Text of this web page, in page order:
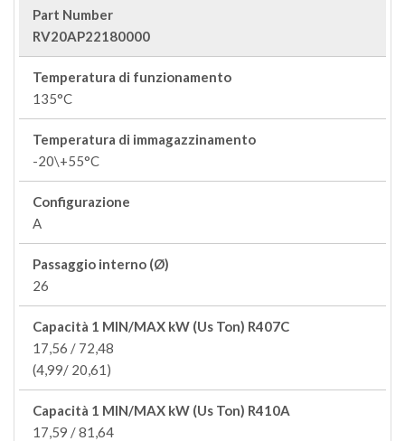
Part Number
RV20AP22180000
Temperatura di funzionamento
135°C
Temperatura di immagazzinamento
-20\+55°C
Configurazione
A
Passaggio interno (Ø)
26
Capacità 1 MIN/MAX kW (Us Ton) R407C
17,56 / 72,48
(4,99/ 20,61)
Capacità 1 MIN/MAX kW (Us Ton) R410A
17,59 / 81,64